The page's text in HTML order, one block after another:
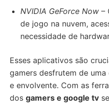
NVIDIA GeForce Now –
de jogo na nuvem,
necessidade de
Esses aplicativos são
gamers desfrutem de
e envolvente. Com as
dos gamers e google tv